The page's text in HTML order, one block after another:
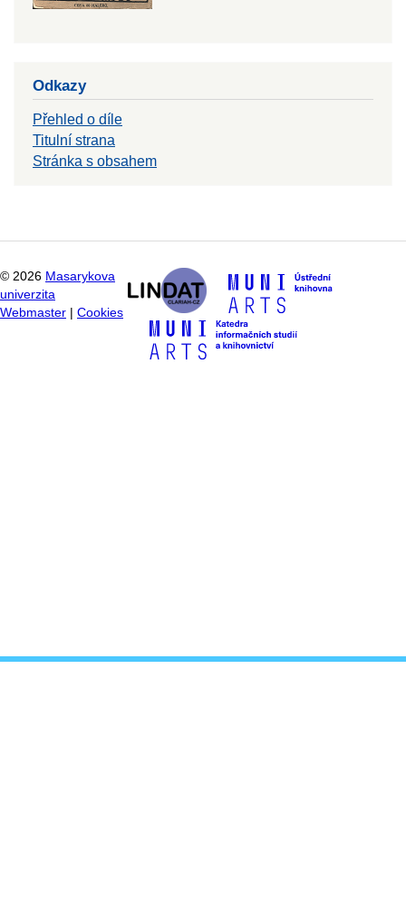
Odkazy
Přehled o díle
Titulní strana
Stránka s obsahem
© 2026 Masarykova
univerzita
Webmaster
Cookies